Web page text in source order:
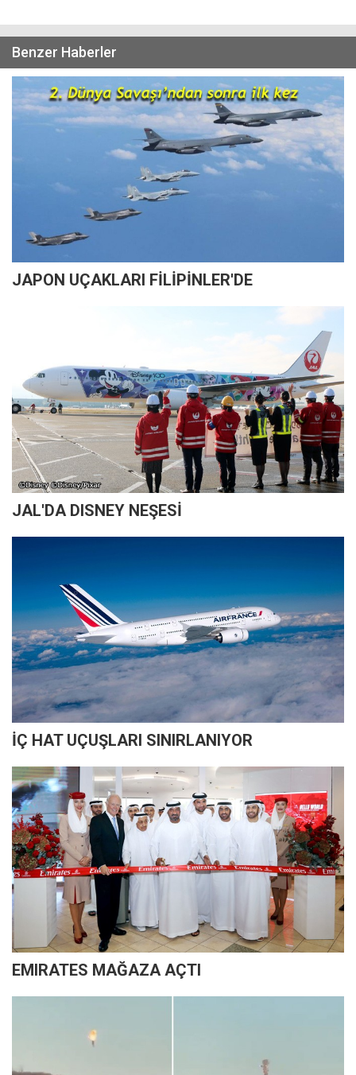
Benzer Haberler
JAPON UÇAKLARI FİLİPİNLER'DE
JAL'DA DISNEY NEŞESİ
İÇ HAT UÇUŞLARI SINIRLANIYOR
EMIRATES MAĞAZA AÇTI